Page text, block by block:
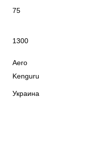
75
1300
Aero
Kenguru
Украина